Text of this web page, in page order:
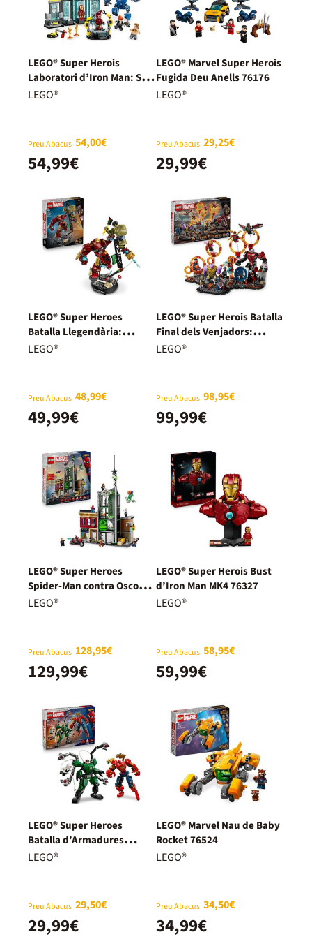
LEGO® Super Herois
Laboratori d’Iron Man: Sala
d’Armadures 76315
LEGO®
Preu Abacus 54,00€
54,99€
LEGO® Marvel Super Herois
Fugida Deu Anells 76176
LEGO®
Preu Abacus 29,25€
29,99€
LEGO® Super Heroes
Batalla Llegendària:
Hulkbuster vs. Hulk 76343
LEGO®
Preu Abacus 48,99€
49,99€
LEGO® Super Herois Batalla
Final dels Venjadors:
Endgame 76323
LEGO®
Preu Abacus 98,95€
99,99€
LEGO® Super Heroes
Spider-Man contra Oscorp
76324
LEGO®
Preu Abacus 128,95€
129,99€
LEGO® Super Herois Bust
d’Iron Man MK4 76327
LEGO®
Preu Abacus 58,95€
59,99€
LEGO® Super Heroes
Batalla d’Armadures
Robòtiques: Spider-Man
LEGO®
Preu Abacus 29,50€
29,99€
LEGO® Marvel Nau de Baby
Rocket 76524
LEGO®
Preu Abacus 34,50€
34,99€